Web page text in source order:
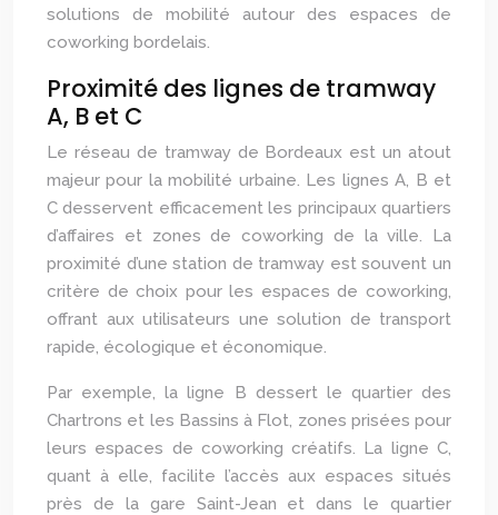
solutions de mobilité autour des espaces de
coworking bordelais.
Proximité des lignes de tramway
A, B et C
Le réseau de tramway de Bordeaux est un atout
majeur pour la mobilité urbaine. Les lignes A, B et
C desservent efficacement les principaux quartiers
d’affaires et zones de coworking de la ville. La
proximité d’une station de tramway est souvent un
critère de choix pour les espaces de coworking,
offrant aux utilisateurs une solution de transport
rapide, écologique et économique.
Par exemple, la ligne B dessert le quartier des
Chartrons et les Bassins à Flot, zones prisées pour
leurs espaces de coworking créatifs. La ligne C,
quant à elle, facilite l’accès aux espaces situés
près de la gare Saint-Jean et dans le quartier